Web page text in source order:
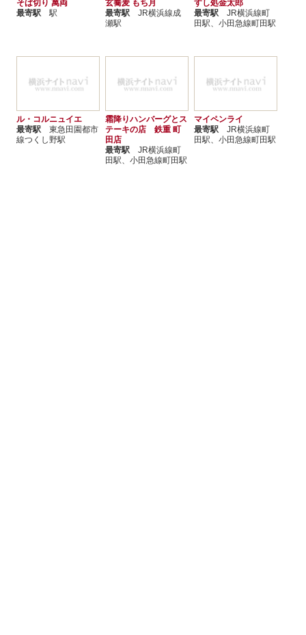
そば切り 萬両
最寄駅 駅
玄蕎麦 もち月
最寄駅 JR横浜線成
瀬駅
すし処金太郎
最寄駅 JR横浜線町
田駅、小田急線町田駅
ル・コルニュイエ
最寄駅 東急田園都市
線つくし野駅
霜降りハンバーグとス
テーキの店 鉄重 町
田店
最寄駅 JR横浜線町
田駅、小田急線町田駅
マイペンライ
最寄駅 JR横浜線町
田駅、小田急線町田駅